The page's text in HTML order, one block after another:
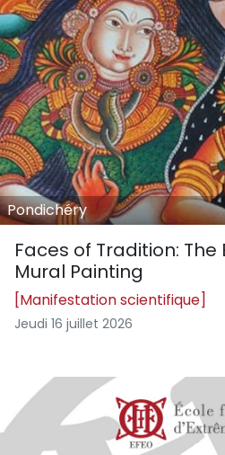
Pondichéry
Faces of Tradition:
Mural Painting
[Manifestation scientifique]
Jeudi 16 juillet 2026